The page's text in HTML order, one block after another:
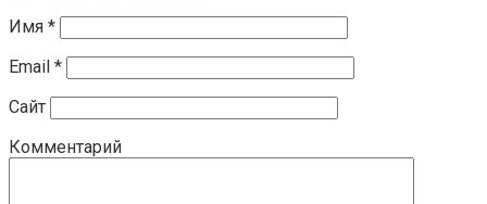
Имя *
Email *
Сайт
Комментарий